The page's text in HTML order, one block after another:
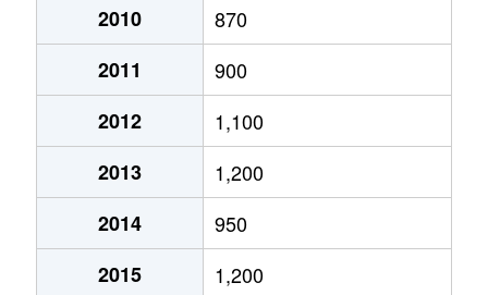
月寒西１条
2,900万円
月寒西１条
1,600万円
月寒西１条
1,400万円
月寒西１条
1,100万円
月寒西２条
2,000万円
月寒西３条
1,800万円
2010
870
2011
900
2012
1,100
2013
1,200
2014
950
2015
1,200